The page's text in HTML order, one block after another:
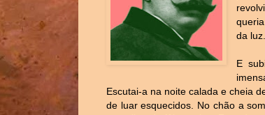
da
E
Escutai-a na noite calada e cheia
de luar esquecidos. No chão a